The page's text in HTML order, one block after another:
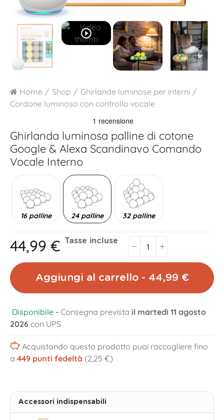
play_circle_outline
Home Shop
Ghirlande luminose per interni
Cordone luminoso con controllo vocale
Ghirlanda luminosa palline di cotone
Google & Alexa Scandinavo Comando
Vocale Interno
16 palline 24 palline 32 palline
44,99 € Tasse incluse
Aggiungi al carrello - 44,99 €
Disponibile - Consegna prevista il martedì 11 agosto
2026 con UPS
Acquistando questo prodotto puoi raccogliere fino
a 449 punti fedeltà (2,25 €)
Accessori indispensabili